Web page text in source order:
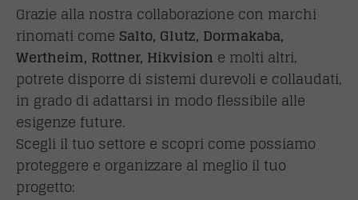
Grazie alla nostra collaborazione con marchi
rinomati come Salto, Glutz, Dormakaba,
Wertheim, Rottner, Hikvision e molti altri,
potrete disporre di sistemi durevoli e collaudati,
in grado di adattarsi in modo flessibile alle
esigenze future.
Scegli il tuo settore e scopri come possiamo
proteggere e organizzare al meglio il tuo
progetto: